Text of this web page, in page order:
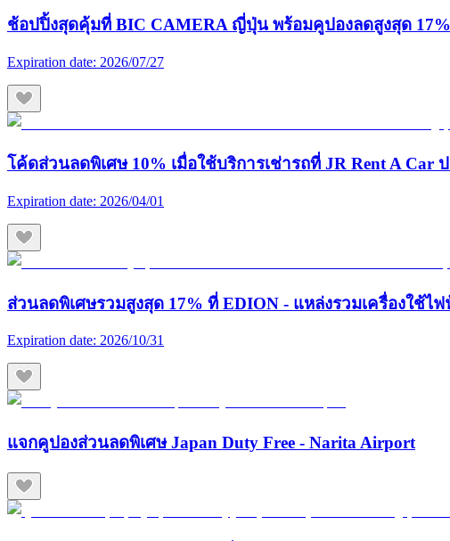
ช้อปปิ้งสุดคุ้มที่ BIC CAMERA ญี่ปุ่น พร้อมคูปองลดสูงสุด 17%
Expiration date: 2026/07/27
โค้ดส่วนลดพิเศษ 10% เมื่อใช้บริการเช่ารถที่ JR Rent A Car
Expiration date: 2026/04/01
ส่วนลดพิเศษรวมสูงสุด 17% ที่ EDION - แหล่งรวมเครื่องใช้
Expiration date: 2026/10/31
แจกคูปองส่วนลดพิเศษ Japan Duty Free - Narita Airport